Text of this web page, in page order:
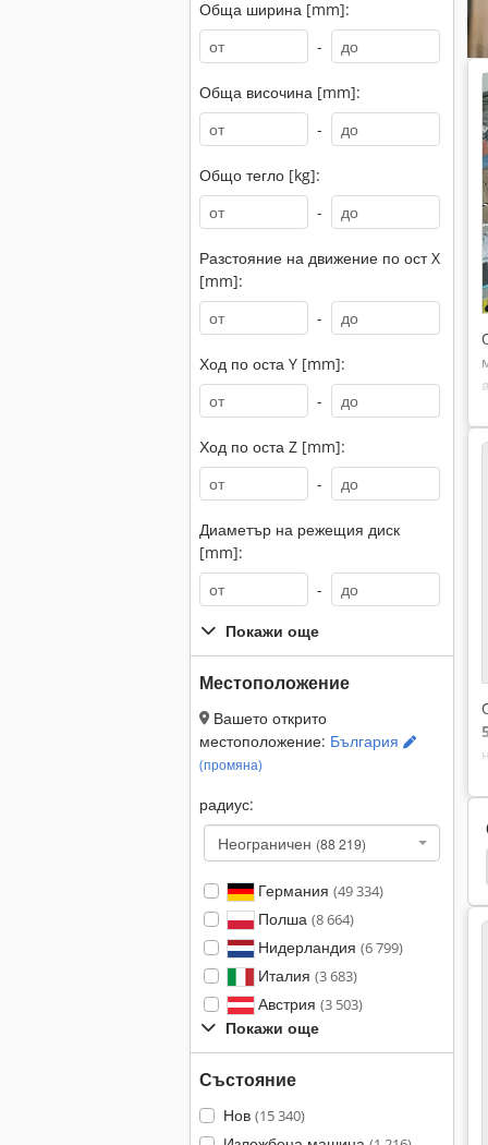
Обща ширина [mm]:
-
Обща височина [mm]:
-
Общо тегло [kg]:
-
Разстояние на движение по ост X
[mm]:
-
Ход по оста Y [mm]:
-
Ход по оста Z [mm]:
-
Диаметър на режещия диск
[mm]:
-
Покажи още
Местоположение
Вашето открито
местоположение: България
(промяна)
радиус:
Неограничен (88 219)
Германия (49 334)
Полша (8 664)
Нидерландия (6 799)
Италия (3 683)
Австрия (3 503)
Покажи още
Състояние
Нов (15 340)
Плоча За Развитие Нарезно Плоча